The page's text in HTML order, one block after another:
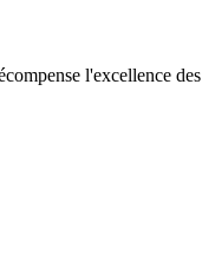
l'excellence des